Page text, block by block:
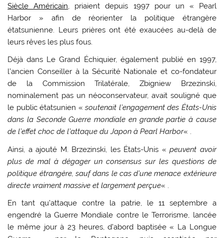
Siècle Américain, priaient depuis 1997 pour un « Pearl
Harbor » afin de réorienter la politique étrangère
étatsunienne. Leurs prières ont été exaucées au-delà de
leurs rêves les plus fous.
Déjà dans Le Grand Échiquier, également publié en 1997,
l’ancien Conseiller à la Sécurité Nationale et co-fondateur
de la Commission Trilatérale, Zbigniew Brzezinski,
nominalement pas un néoconservateur, avait souligné que
le public étatsunien «soutenait l’engagement des États-Unis
dans la Seconde Guerre mondiale en grande partie à cause
de l’effet choc de l’attaque du Japon à Pearl Harbor« .
Ainsi, a ajouté M. Brzezinski, les États-Unis «peuvent avoir
plus de mal à dégager un consensus sur les questions de
politique étrangère, sauf dans le cas d’une menace extérieure
directe vraiment massive et largement perçue« .
En tant qu’attaque contre la patrie, le 11 septembre a
engendré la Guerre Mondiale contre le Terrorisme, lancée
le même jour à 23 heures, d’abord baptisée « La Longue